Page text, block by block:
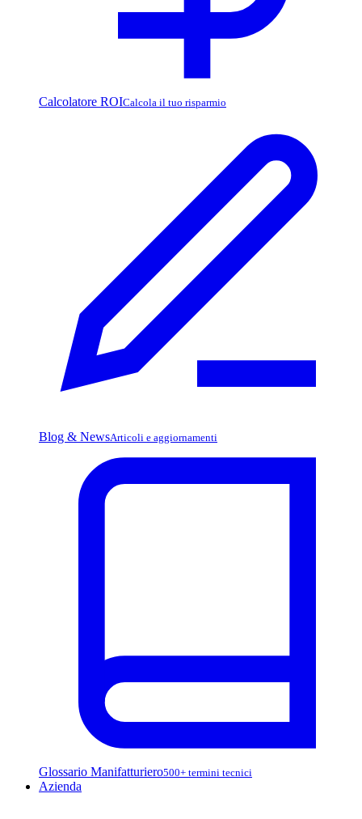
Calcolatore ROICalcola il tuo risparmio
Blog & NewsArticoli e aggiornamenti
Glossario Manifatturiero500+ termini tecnici
Azienda